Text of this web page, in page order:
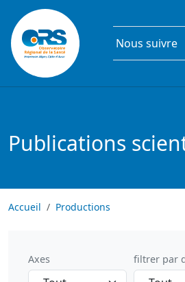
Aller au contenu principal
Nous suivre
Publications
Accueil Productions
Axes filtrer par